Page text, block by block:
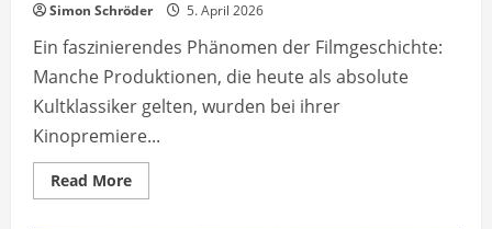
Simon Schröder 5. April 2026
Ein faszinierendes Phänomen der Filmgeschichte:
Manche Produktionen, die heute als absolute
Kultklassiker gelten, wurden bei ihrer
Kinopremiere...
Read MoreRead
more